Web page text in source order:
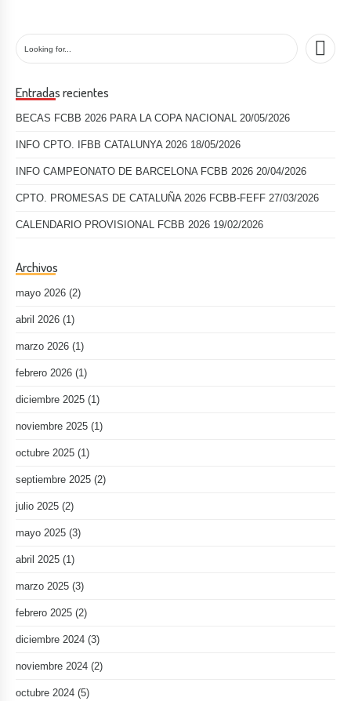
Entradas recientes
BECAS FCBB 2026 PARA LA COPA NACIONAL 20/05/2026
INFO CPTO. IFBB CATALUNYA 2026 18/05/2026
INFO CAMPEONATO DE BARCELONA FCBB 2026 20/04/2026
CPTO. PROMESAS DE CATALUÑA 2026 FCBB-FEFF 27/03/2026
CALENDARIO PROVISIONAL FCBB 2026 19/02/2026
Archivos
mayo 2026 (2)
abril 2026 (1)
marzo 2026 (1)
febrero 2026 (1)
diciembre 2025 (1)
noviembre 2025 (1)
octubre 2025 (1)
septiembre 2025 (2)
julio 2025 (2)
mayo 2025 (3)
abril 2025 (1)
marzo 2025 (3)
febrero 2025 (2)
diciembre 2024 (3)
noviembre 2024 (2)
octubre 2024 (5)